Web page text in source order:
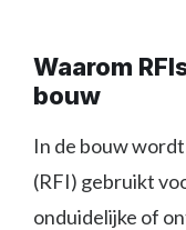
Waarom
bouw
In de bouw
(RFI) gebruikt
onduidelijke of